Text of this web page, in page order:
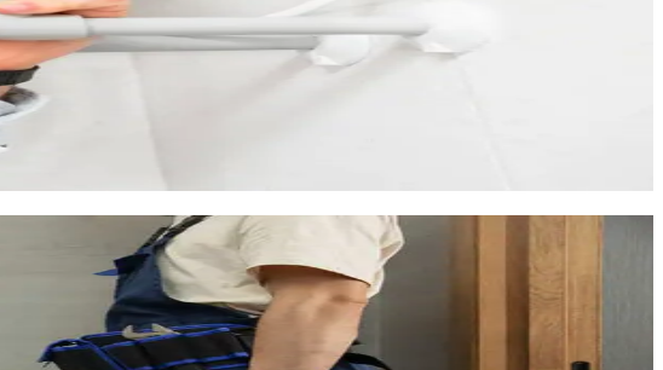
les calories de l'air ambiant pour chauffer l'eau et consomme jusqu'à 70 %
sur la robinetterie, les dépôts dans la bouilloire et le tartre dans les
votre facture d'énergie.